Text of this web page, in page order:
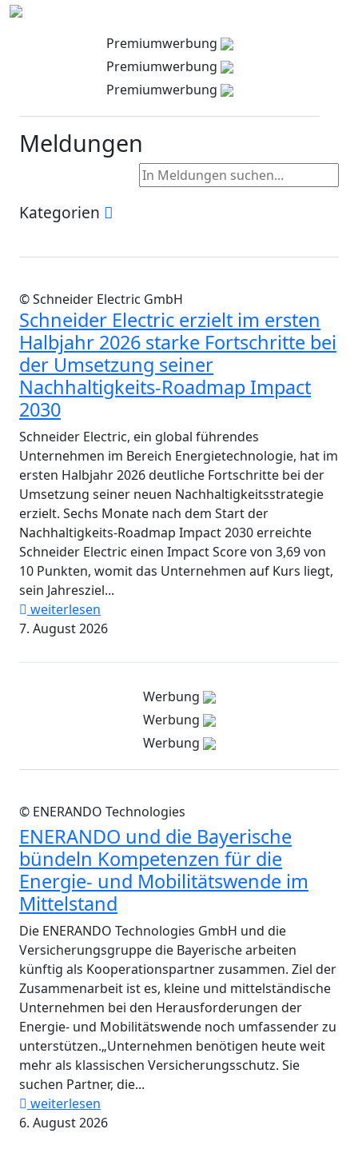
Premiumwerbung
Premiumwerbung
Premiumwerbung
Meldungen
Kategorien
© Schneider Electric GmbH
Schneider Electric erzielt im ersten
Halbjahr 2026 starke Fortschritte bei
der Umsetzung seiner
Nachhaltigkeits-Roadmap Impact
2030
Schneider Electric, ein global führendes
Unternehmen im Bereich Energietechnologie, hat im
ersten Halbjahr 2026 deutliche Fortschritte bei der
Umsetzung seiner neuen Nachhaltigkeitsstrategie
erzielt. Sechs Monate nach dem Start der
Nachhaltigkeits-Roadmap Impact 2030 erreichte
Schneider Electric einen Impact Score von 3,69 von
10 Punkten, womit das Unternehmen auf Kurs liegt,
sein Jahresziel...
weiterlesen
7. August 2026
Werbung
Werbung
Werbung
© ENERANDO Technologies
ENERANDO und die Bayerische
bündeln Kompetenzen für die
Energie- und Mobilitätswende im
Mittelstand
Die ENERANDO Technologies GmbH und die
Versicherungsgruppe die Bayerische arbeiten
künftig als Kooperationspartner zusammen. Ziel der
Zusammenarbeit ist es, kleine und mittelständische
Unternehmen bei den Herausforderungen der
Energie- und Mobilitätswende noch umfassender zu
unterstützen.„Unternehmen benötigen heute weit
mehr als klassischen Versicherungsschutz. Sie
suchen Partner, die...
weiterlesen
6. August 2026